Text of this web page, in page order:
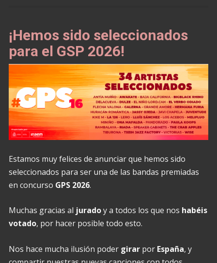
¡Hemos sido seleccionados
para el GSP 2026!
Estamos muy felices de anunciar que hemos sido
seleccionados para ser una de las bandas premiadas
en concurso GPS 2026.
Muchas gracias al juradoy a todos los que nos habéis
votado, por hacer posible todo esto.
Nos hace mucha ilusión poder girarpor España, y